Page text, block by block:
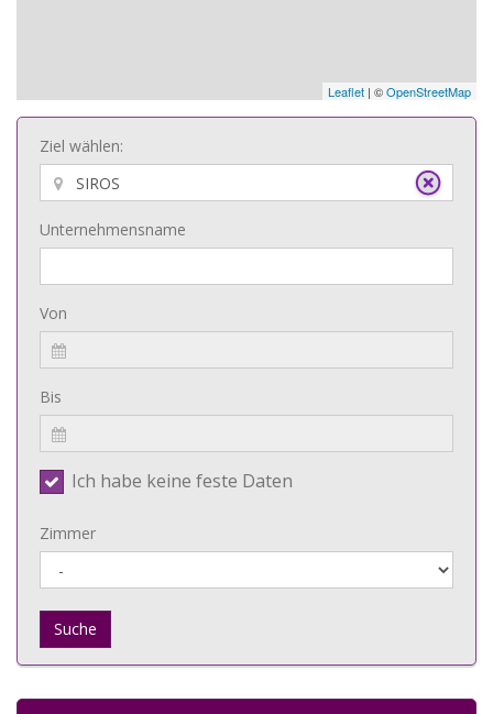
Leaflet | ©OpenStreetMap
Ziel wählen:
Unternehmensname
Von
Bis
Ich habe keine feste Daten
Zimmer
Suche